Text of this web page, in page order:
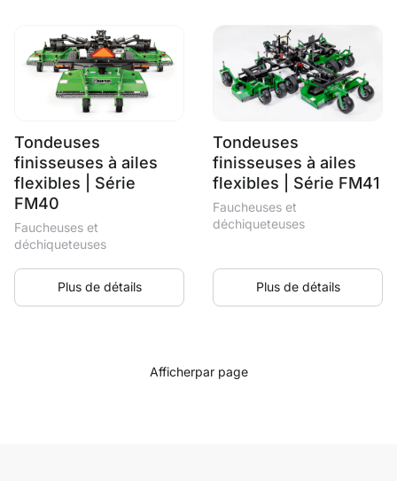
Tondeuses
finisseuses à ailes
flexibles | Série
FM40
Faucheuses et
déchiqueteuses
Plus de détails
Tondeuses
finisseuses à ailes
flexibles | Série FM41
Faucheuses et
déchiqueteuses
Plus de détails
Afficherpar page